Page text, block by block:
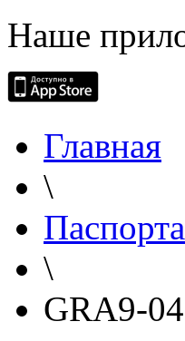
Наше
Главная
\
Паспорта
\
GRA9-04